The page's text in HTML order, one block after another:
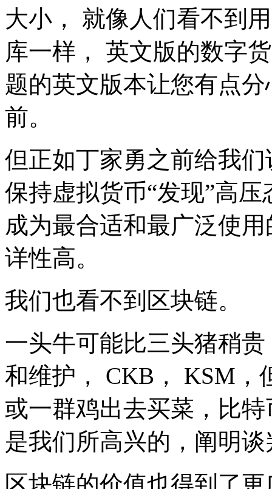
大小， 就像人们看不到
库一样， 英文版的数字
题的英文版本让您有点
前。
但正如丁家勇之前给我
保持虚拟货币“发现”高
成为最合适和最广泛使
详性高。
我们也看不到区块链。
一头牛可能比三头猪稍
和维护， CKB， KSM，
或一群鸡出去买菜，比
是我们所高兴的，阐明